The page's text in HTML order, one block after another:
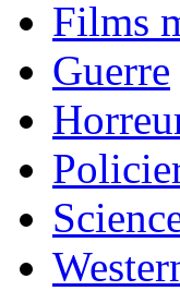
Films
Guerre